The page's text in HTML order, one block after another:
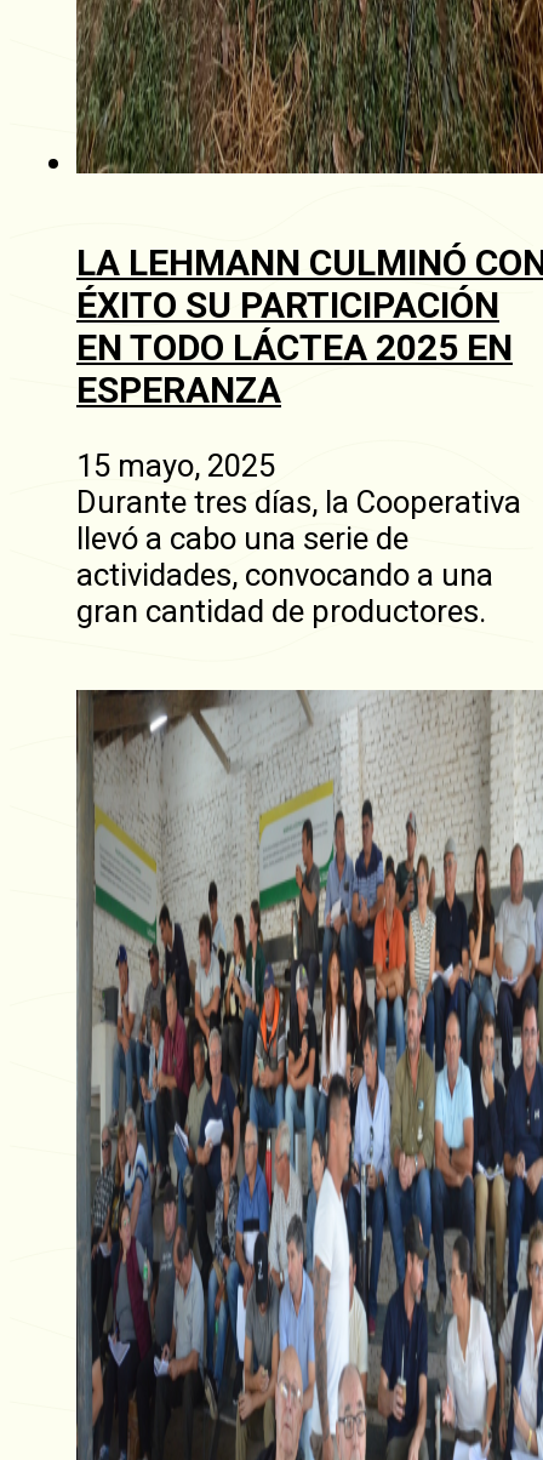
LA LEHMANN CULMINÓ
ÉXITO SU PARTICIPACIÓN
EN TODO LÁCTEA 2025 EN
ESPERANZA
15 mayo, 2025
Durante tres días, la Cooperativa
llevó a cabo una serie de
actividades, convocando a una
gran cantidad de productores.